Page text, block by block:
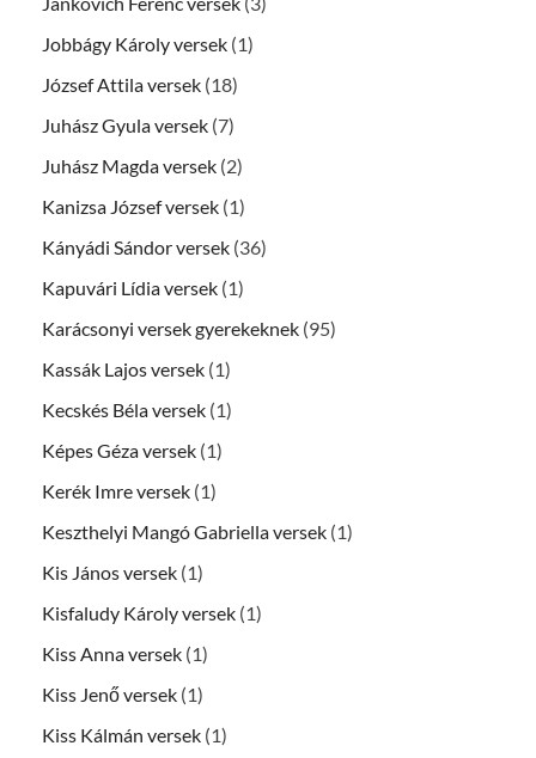
Jobbágy Károly versek (1)
József Attila versek (18)
Juhász Gyula versek (7)
Juhász Magda versek (2)
Kanizsa József versek (1)
Kányádi Sándor versek (36)
Kapuvári Lídia versek (1)
Karácsonyi versek gyerekeknek (95)
Kassák Lajos versek (1)
Kecskés Béla versek (1)
Képes Géza versek (1)
Kerék Imre versek (1)
Keszthelyi Mangó Gabriella versek (1)
Kis János versek (1)
Kisfaludy Károly versek (1)
Kiss Anna versek (1)
Kiss Jenő versek (1)
Kiss Kálmán versek (1)